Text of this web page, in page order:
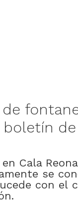
de
boletín de
en Cala Reona
se
con el
.